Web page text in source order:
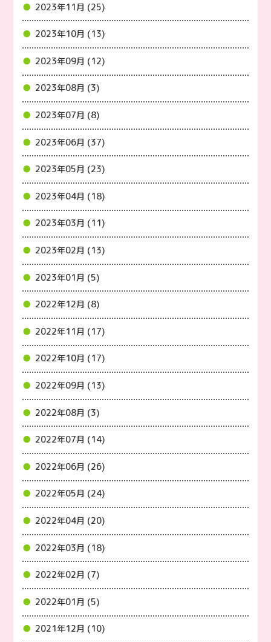
2023年11月 (25)
2023年10月 (13)
2023年09月 (12)
2023年08月 (3)
2023年07月 (8)
2023年06月 (37)
2023年05月 (23)
2023年04月 (18)
2023年03月 (11)
2023年02月 (13)
2023年01月 (5)
2022年12月 (8)
2022年11月 (17)
2022年10月 (17)
2022年09月 (13)
2022年08月 (3)
2022年07月 (14)
2022年06月 (26)
2022年05月 (24)
2022年04月 (20)
2022年03月 (18)
2022年02月 (7)
2022年01月 (5)
2021年12月 (10)